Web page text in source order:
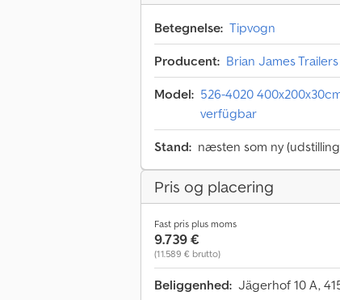
Betegnelse: Tipvogn
Producent: Brian James Trailers
Model: 526-4020
verfügbar
Stand: næsten som ny
Pris og placering
Fast pris plus moms
9.739 €
(11.589 € brutto)
Beliggenhed: Jägerhof 10 A,